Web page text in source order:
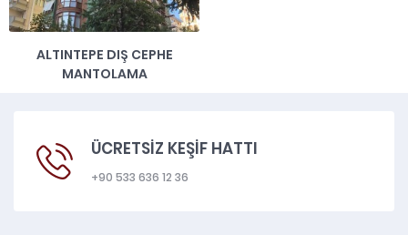
ALTINTEPE DIŞ CEPHE
MANTOLAMA
ÜCRETSİZ KEŞİF HATTI
+90 533 636 12 36